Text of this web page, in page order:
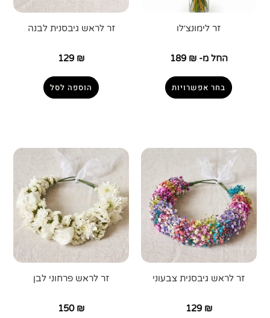
זר לימונצ׳לו
החל מ- 189 ₪
בחר אפשרויות
זר לראש גיבסנית לבנה
129 ₪
הוספה לסל
זר לראש גיבסנית צבעוני
129 ₪
זר לראש פרחוני לבן
150 ₪